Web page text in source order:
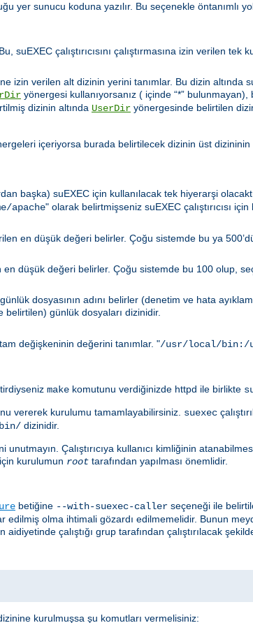
yer sunucu koduna yazılır. Bu seçenekle öntanımlı
suEXEC çalıştırıcısını çalıştırmasına izin verilen tek
izin verilen alt dizinin yerini tanımlar. Bu dizin altında
yönergesi kullanıyorsanız ( içinde “*”
dizinin altında UserDir yönergesinde belirtilen
içeriyorsa burada belirtilecek dizinin üst dizininin
başka) suEXEC için kullanılacak tek hiyerarşi
apache" olarak belirtmişseniz suEXEC çalıştırıcısı
en düşük değeri belirler. Çoğu sistemde bu ya
en düşük değeri belirler. Çoğu sistemde bu 100 olup,
dosyasının adını belirler (denetim ve hata
belirtilen) günlük dosyaları dizinidir.
değişkeninin değerini tanımlar. "/usr/local/bin:/
make komutunu verdiğinizde httpd ile birlikte
vererek kurulumu tamamlayabilirsiniz. suexec
dizinidir.
unutmayın. Çalıştırıcıya kullanıcı kimliğinin
kurulumun root tarafından yapılması önemlidir.
betiğine --with-suexec-caller seçeneği ile
edilmiş olma ihtimali gözardı edilmemelidir. Bunun
çalıştığı grup tarafından çalıştırılacak
kurulmuşsa şu komutları vermelisiniz: